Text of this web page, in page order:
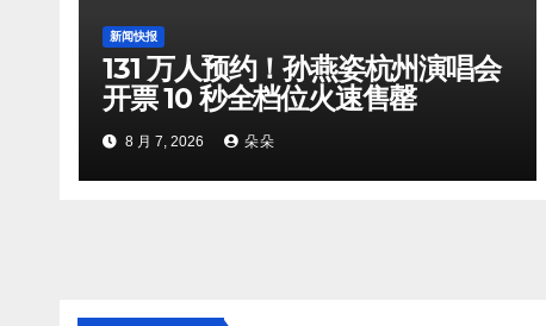
新闻快报
131 万人预约！孙燕姿杭州演唱会
开票 10 秒全档位火速售罄
8 月 7, 2026 朵朵